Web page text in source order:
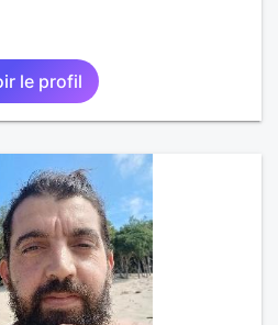
le profil